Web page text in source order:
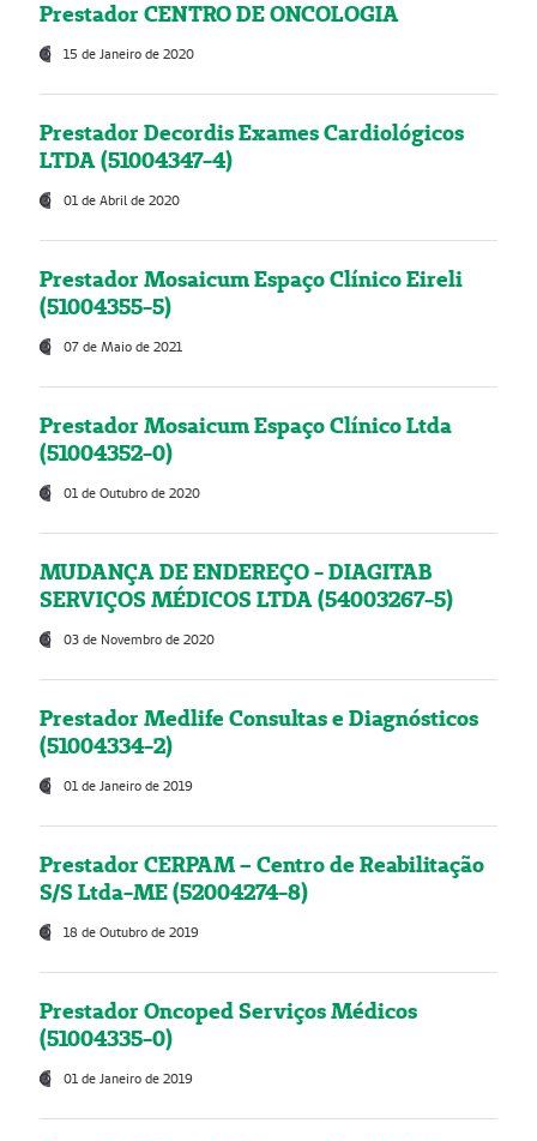
Prestador CENTRO DE ONCOLOGIA
15 de Janeiro de 2020
Prestador Decordis Exames Cardiológicos
LTDA (51004347-4)
01 de Abril de 2020
Prestador Mosaicum Espaço Clínico Eireli
(51004355-5)
07 de Maio de 2021
Prestador Mosaicum Espaço Clínico Ltda
(51004352-0)
01 de Outubro de 2020
MUDANÇA DE ENDEREÇO - DIAGITAB
SERVIÇOS MÉDICOS LTDA (54003267-5)
03 de Novembro de 2020
Prestador Medlife Consultas e Diagnósticos
(51004334-2)
01 de Janeiro de 2019
Prestador CERPAM – Centro de Reabilitação
S/S Ltda-ME (52004274-8)
18 de Outubro de 2019
Prestador Oncoped Serviços Médicos
(51004335-0)
01 de Janeiro de 2019